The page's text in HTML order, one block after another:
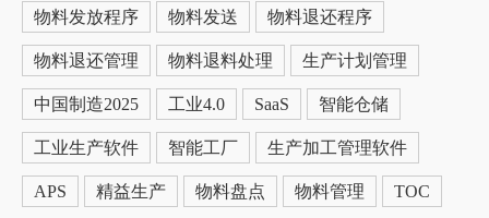
物料发放程序 物料发送 物料退还程序
物料退还管理 物料退料处理 生产计划管理
中国制造2025 工业4.0 SaaS 智能仓储
工业生产软件 智能工厂 生产加工管理软件
APS 精益生产 物料盘点 物料管理 TOC